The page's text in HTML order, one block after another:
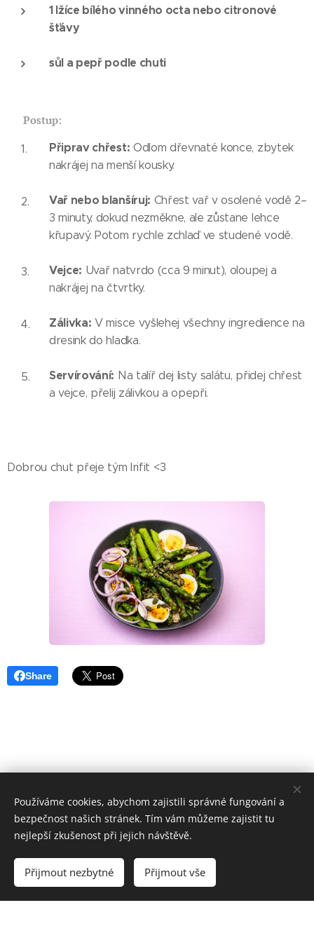
1 lžíce bílého vinného octa nebo citronové
šťávy
sůl a pepř podle chuti
Postup:
Připrav chřest: Odlom dřevnaté konce, zbytek
nakrájej na menší kousky.
Vař nebo blanšíruj: Chřest vař v osolené vodě 2–
3 minuty, dokud nezměkne, ale zůstane lehce
křupavý. Potom rychle zchlaď ve studené vodě.
Vejce: Uvař natvrdo (cca 9 minut), oloupej a
nakrájej na čtvrtky.
Zálivka: V misce vyšlehej všechny ingredience na
dresink do hladka.
Servírování: Na talíř dej listy salátu, přidej chřest
a vejce, přelij zálivkou a opepři.
Dobrou chut přeje tým Irifit <3
Share
© 2022 IriFit, Uzbecká, Brno 62500
Cookies
Používáme cookies, abychom zajistili správné fungování a
bezpečnost našich stránek. Tím vám můžeme zajistit tu
nejlepší zkušenost při jejich návštěvě.
Přijmout nezbytné Přijmout vše